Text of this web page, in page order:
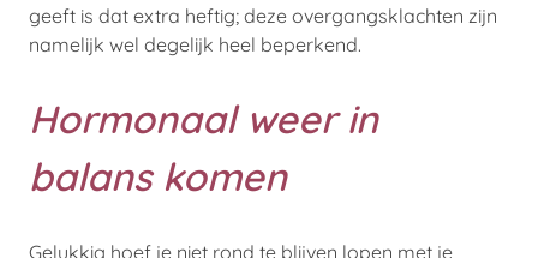
geeft is dat extra heftig; deze overgangsklachten zijn
namelijk wel degelijk heel beperkend.
Hormonaal weer in
balans komen
Gelukkig hoef je niet rond te blijven lopen met je